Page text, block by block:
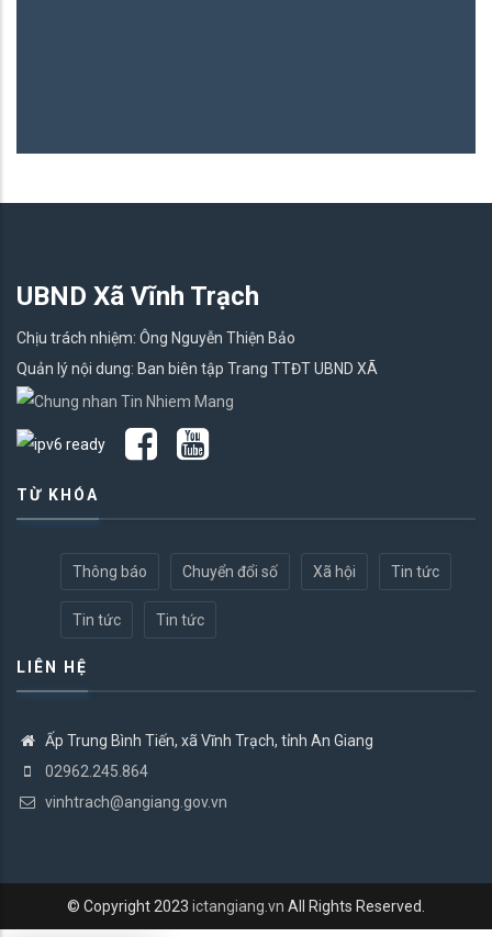
UBND Xã Vĩnh Trạch
Chịu trách nhiệm: Ông Nguyễn Thiện Bảo
Quản lý nội dung: Ban biên tập Trang TTĐT UBND XÃ
TỪ KHÓA
Thông báo Chuyển đổi số Xã hội Tin tức
Tin tức Tin tức
LIÊN HỆ
Ấp Trung Bình Tiến, xã Vĩnh Trạch, tỉnh An Giang
02962.245.864
vinhtrach@angiang.gov.vn
© Copyright 2023 ictangiang.vn All Rights Reserved.